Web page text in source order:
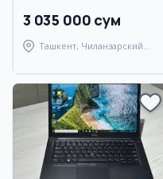
3 035 000 сум
Ташкент, Чиланзарский